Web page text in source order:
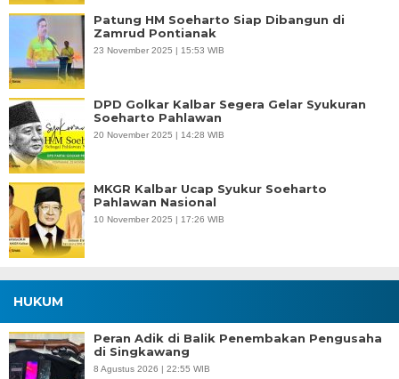
Patung HM Soeharto Siap Dibangun di
Zamrud Pontianak
23 November 2025 | 15:53 WIB
DPD Golkar Kalbar Segera Gelar Syukuran
Soeharto Pahlawan
20 November 2025 | 14:28 WIB
MKGR Kalbar Ucap Syukur Soeharto
Pahlawan Nasional
10 November 2025 | 17:26 WIB
HUKUM
Peran Adik di Balik Penembakan Pengusaha
di Singkawang
8 Agustus 2026 | 22:55 WIB